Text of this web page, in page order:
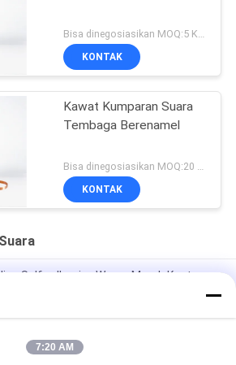
Bisa dinegosiasikan MOQ:5 Kilogram/Kilogram
KONTAK
Kawat Kumparan Suara
Tembaga Berenamel
KONTAK
Self-adhesive Warna Merah Kustom
/ Kabel Audio
Berlapis Tembaga Self-bonding AWG47
7:20 AM